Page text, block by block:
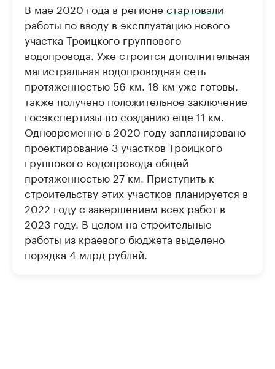
В мае 2020 года в регионе стартовали
работы по вводу в эксплуатацию нового
участка Троицкого группового
водопровода. Уже строится дополнительная
магистральная водопроводная сеть
протяженностью 56 км. 18 км уже готовы,
также получено положительное заключение
госэкспертизы по созданию еще 11 км.
Одновременно в 2020 году запланировано
проектирование 3 участков Троицкого
группового водопровода общей
протяженностью 27 км. Приступить к
строительству этих участков планируется в
2022 году с завершением всех работ в
2023 году. В целом на строительные
работы из краевого бюджета выделено
порядка 4 млрд рублей.